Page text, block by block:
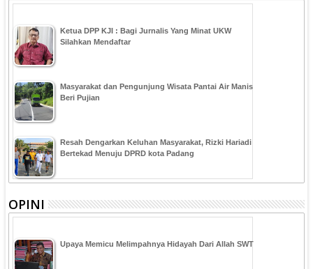
Ketua DPP KJI : Bagi Jurnalis Yang Minat UKW
Silahkan Mendaftar
Masyarakat dan Pengunjung Wisata Pantai Air Manis
Beri Pujian
Resah Dengarkan Keluhan Masyarakat, Rizki Hariadi
Bertekad Menuju DPRD kota Padang
OPINI
Upaya Memicu Melimpahnya Hidayah Dari Allah SWT